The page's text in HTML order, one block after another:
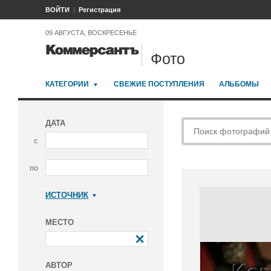
ВОЙТИ Регистрация
09 АВГУСТА, ВОСКРЕСЕНЬЕ
Фото
КАТЕГОРИИ СВЕЖИЕ ПОСТУПЛЕНИЯ АЛЬБОМЫ
ДАТА
с
по
ИСТОЧНИК
МЕСТО
АВТОР